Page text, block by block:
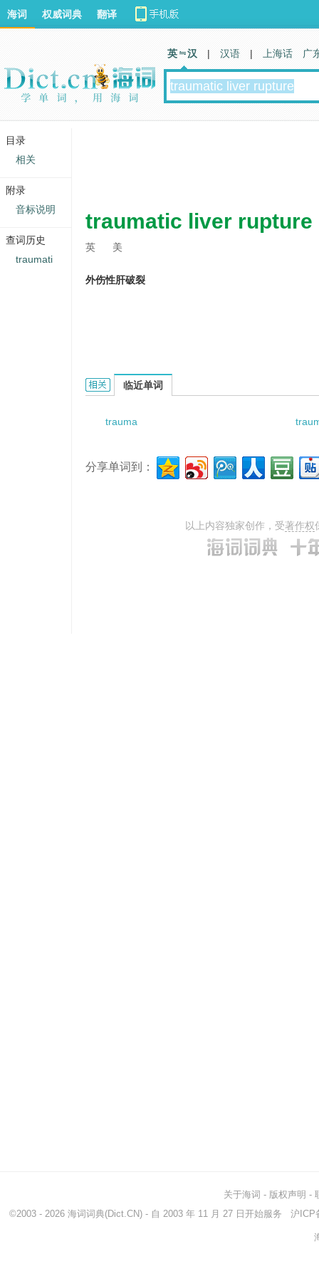
traumatic liver rupture
英 美
外伤性肝破裂
traumatic liver rupture的相关资料：
临近单词
trauma
分享单词到：
以上内容独家创作，受著作权
海词 权威词典 翻译
英 汉 | 汉语 | 上海话 广
关于海词 - 版权声明 -
©2003 - 2026 海词词典(Dict.CN) - 自 2003 年 11 月 27 日开始服务 沪ICP
目录
相关
附录
音标说明
查词历史
traumati